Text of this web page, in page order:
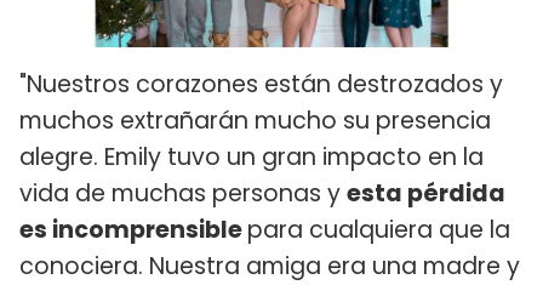
"Nuestros corazones están destrozados y
muchos extrañarán mucho su presencia
alegre. Emily tuvo un gran impacto en la
vida de muchas personas yesta pérdida
es incomprensiblepara cualquiera que la
conociera. Nuestra amiga era una madre y